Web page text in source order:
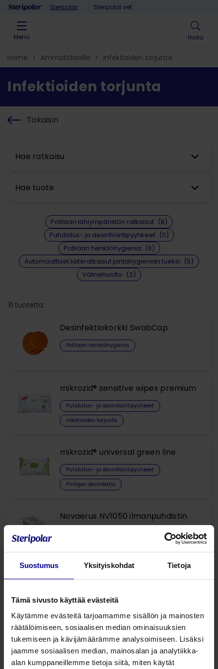
Suostumus Yksityiskohdat Tietoja
Tämä sivusto käyttää evästeitä
Käytämme evästeitä tarjoamamme sisällön ja mainosten
räätälöimiseen, sosiaalisen median ominaisuuksien
tukemiseen ja kävijämäärämme analysoimiseen. Lisäksi
jaamme sosiaalisen median, mainosalan ja analytiikka-
alan kumppaneillemme tietoja siitä, miten käytät
Skip to contentSteripolar Steripolar vet
Menu Haku
Hae ratkaisu
Hae tuote
Home > Ammattilaisille > Infektioiden torjunta
Infektioiden torjunta
Takaisin
Potilaan lähiympäristön ratkaisut (8)
Puhdistus- ja desinfiointipyyhkeet (11)
Potilaan henkilöhygienia (6)
Automaattiset laiteratkaisut pintahygienian tueksi (5)
Välinehuolto (2)
31 tuotetta
Desinfektiokorkki SwabCap
Potilaan henkilöhygienia
mikrozid® sensitive wipes premium
Puhdistus- ja desinfiointipyyhkeet
Infektioiden torjunta
mikrozid® universal green line
Puhdistus- ja desinfiointipyyhkeet
Pintojen desinfektio
Novaerus NV1050 ilmanpuhdistin
Automaattiset laiteratkaisut pintahygienian tueksi
Novaerus NV400 ilmanpuhdistin
Automaattiset laiteratkaisut pintahygienian tueksi
Infektioiden torjunta
Novaerus NV800 ilmanpuhdistin
Automaattiset laiteratkaisut pintahygienian tueksi